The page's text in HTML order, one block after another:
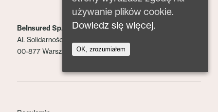
BeInsured Sp. z o.o.
Al. Solidarności 153 lok. 2
00-877 Warszawa
używanie plików cookie.
Dowiedz się więcej.
OK, zrozumiałem